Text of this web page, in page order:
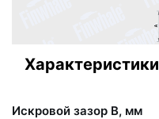
Характеристики
Искровой зазор В, мм